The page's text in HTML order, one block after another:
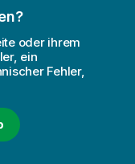
oder ihrem
ein
Fehler,